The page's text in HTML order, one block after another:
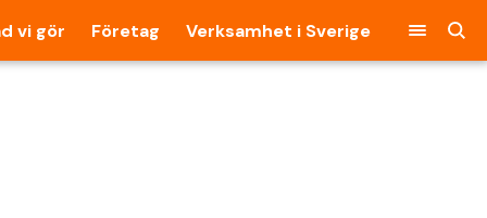
vi gör Företag Verksamhet i Sverige